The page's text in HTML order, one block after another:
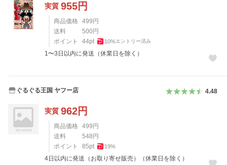
実質 955円
商品価格 499 円
送料
500 円
ポイント
44pt 10%エントリー済み
1〜3日以内に発送（休業日を除く）
ぐるぐる王国 ヤフー店 4.48
実質 962円
商品価格 499 円
送料
548 円
ポイント
85pt 19%
4日以内に発送（お取り寄せ販売）（休業日を除く）